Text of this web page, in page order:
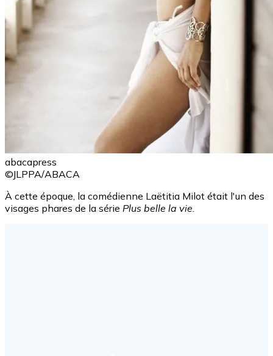
abacapress
©JLPPA/ABACA
À cette époque, la comédienne Laëtitia Milot était l'un des
visages phares de la série Plus belle la vie.